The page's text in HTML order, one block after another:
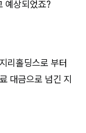
예상되었죠?
리홀딩스로 부터
대금으로 넘긴 지